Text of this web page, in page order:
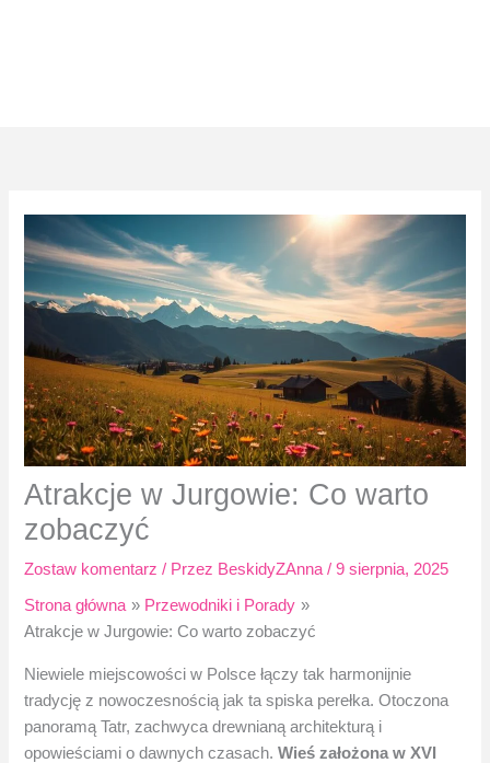
Atrakcje w Jurgowie: Co warto
zobaczyć
Zostaw komentarz / Przez BeskidyZAnna/9 sierpnia, 2025
Strona główna
Przewodniki i Porady
Atrakcje w Jurgowie: Co warto zobaczyć
Niewiele miejscowości w Polsce łączy tak harmonijnie
tradycję z nowoczesnością jak ta spiska perełka. Otoczona
panoramą Tatr, zachwyca drewnianą architekturą i
opowieściami o dawnych czasach.Wieś założona w XVI